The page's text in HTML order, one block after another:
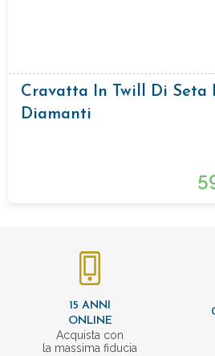
Cravatta In Twill Di Seta
Diamanti
15 ANNI
ONLINE
Acquista con
la massima fiducia